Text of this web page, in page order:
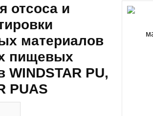
отсоса и
материалов
пищевых
WINDSTAR PU,
PUAS